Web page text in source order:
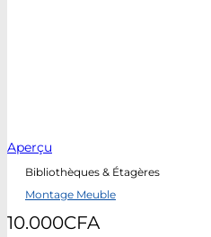
Aperçu
Bibliothèques & Étagères
Montage Meuble
10.000CFA